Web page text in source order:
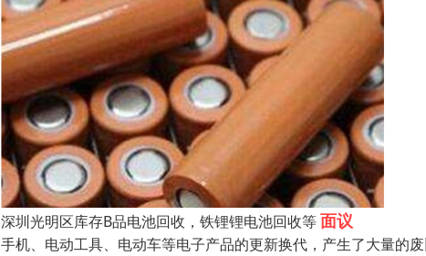
深圳光明区库存B品电池回收，铁锂锂电池回收等面议
手机、电动工具、电动车等电子产品的更新换代，产生了大量的